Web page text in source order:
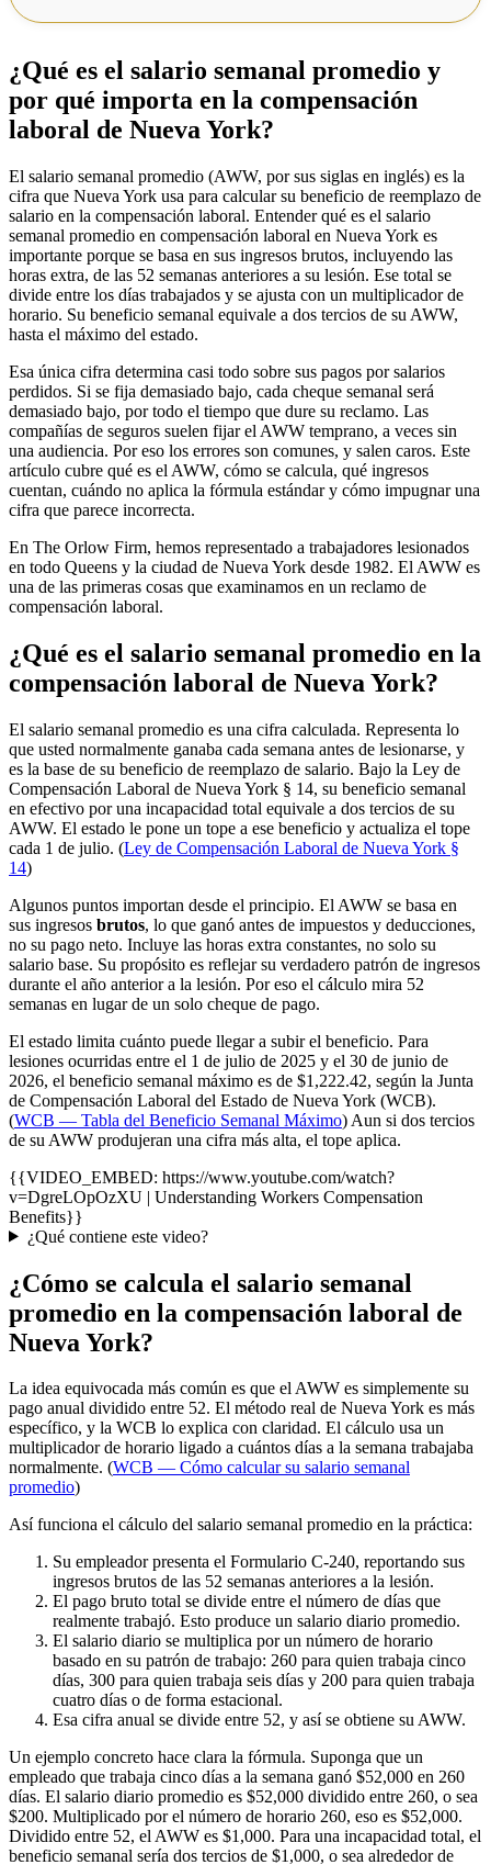
¿Qué es el salario semanal promedio y
por qué importa en la compensación
laboral de Nueva York?
El salario semanal promedio (AWW, por sus siglas en inglés) es la
cifra que Nueva York usa para calcular su beneficio de reemplazo de
salario en la compensación laboral. Entender qué es el salario
semanal promedio en compensación laboral en Nueva York es
importante porque se basa en sus ingresos brutos, incluyendo las
horas extra, de las 52 semanas anteriores a su lesión. Ese total se
divide entre los días trabajados y se ajusta con un multiplicador de
horario. Su beneficio semanal equivale a dos tercios de su AWW,
hasta el máximo del estado.
Esa única cifra determina casi todo sobre sus pagos por salarios
perdidos. Si se fija demasiado bajo, cada cheque semanal será
demasiado bajo, por todo el tiempo que dure su reclamo. Las
compañías de seguros suelen fijar el AWW temprano, a veces sin
una audiencia. Por eso los errores son comunes, y salen caros. Este
artículo cubre qué es el AWW, cómo se calcula, qué ingresos
cuentan, cuándo no aplica la fórmula estándar y cómo impugnar una
cifra que parece incorrecta.
En The Orlow Firm, hemos representado a trabajadores lesionados
en todo Queens y la ciudad de Nueva York desde 1982. El AWW es
una de las primeras cosas que examinamos en un reclamo de
compensación laboral.
¿Qué es el salario semanal promedio en la
compensación laboral de Nueva York?
El salario semanal promedio es una cifra calculada. Representa lo
que usted normalmente ganaba cada semana antes de lesionarse, y
es la base de su beneficio de reemplazo de salario. Bajo la Ley de
Compensación Laboral de Nueva York § 14, su beneficio semanal
en efectivo por una incapacidad total equivale a dos tercios de su
AWW. El estado le pone un tope a ese beneficio y actualiza el tope
cada 1 de julio. (Ley de Compensación Laboral de Nueva York §
14)
Algunos puntos importan desde el principio. El AWW se basa en
sus ingresos brutos, lo que ganó antes de impuestos y deducciones,
no su pago neto. Incluye las horas extra constantes, no solo su
salario base. Su propósito es reflejar su verdadero patrón de ingresos
durante el año anterior a la lesión. Por eso el cálculo mira 52
semanas en lugar de un solo cheque de pago.
El estado limita cuánto puede llegar a subir el beneficio. Para
lesiones ocurridas entre el 1 de julio de 2025 y el 30 de junio de
2026, el beneficio semanal máximo es de $1,222.42, según la Junta
de Compensación Laboral del Estado de Nueva York (WCB).
(WCB — Tabla del Beneficio Semanal Máximo) Aun si dos tercios
de su AWW produjeran una cifra más alta, el tope aplica.
{{VIDEO_EMBED: https://www.youtube.com/watch?
v=DgreLOpOzXU | Understanding Workers Compensation
Benefits}}
¿Qué contiene este video?
¿Cómo se calcula el salario semanal
promedio en la compensación laboral de
Nueva York?
La idea equivocada más común es que el AWW es simplemente su
pago anual dividido entre 52. El método real de Nueva York es más
específico, y la WCB lo explica con claridad. El cálculo usa un
multiplicador de horario ligado a cuántos días a la semana trabajaba
normalmente. (WCB — Cómo calcular su salario semanal
promedio)
Así funciona el cálculo del salario semanal promedio en la práctica:
Su empleador presenta el Formulario C-240, reportando sus
ingresos brutos de las 52 semanas anteriores a la lesión.
El pago bruto total se divide entre el número de días que
realmente trabajó. Esto produce un salario diario promedio.
El salario diario se multiplica por un número de horario
basado en su patrón de trabajo: 260 para quien trabaja cinco
días, 300 para quien trabaja seis días y 200 para quien trabaja
cuatro días o de forma estacional.
Esa cifra anual se divide entre 52, y así se obtiene su AWW.
Un ejemplo concreto hace clara la fórmula. Suponga que un
empleado que trabaja cinco días a la semana ganó $52,000 en 260
días. El salario diario promedio es $52,000 dividido entre 260, o sea
$200. Multiplicado por el número de horario 260, eso es $52,000.
Dividido entre 52, el AWW es $1,000. Para una incapacidad total, el
beneficio semanal sería dos tercios de $1,000, o sea alrededor de